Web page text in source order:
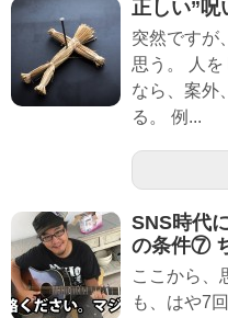
正しい”呪
突然ですが
思う。 人
なら、案外
る。 例...
SNS時代
の条件⑦
ここから、
も、はや7